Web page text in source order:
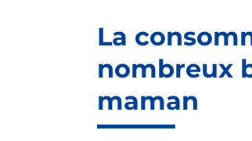
La
nombreux
maman